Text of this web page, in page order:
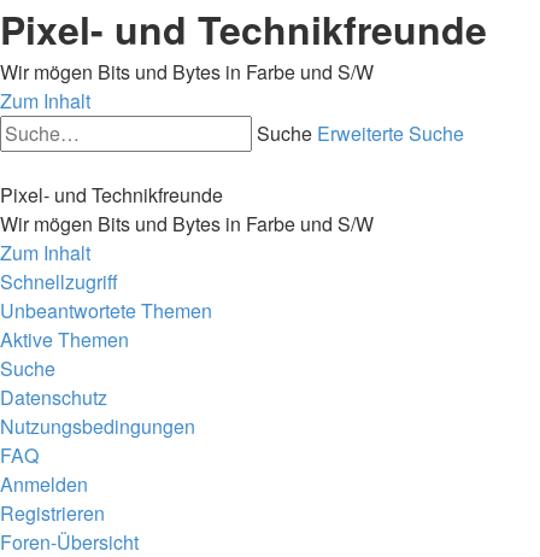
Pixel- und Technikfreunde
Wir mögen Bits und Bytes in Farbe und S/W
Zum Inhalt
Suche Erweiterte Suche
Pixel- und Technikfreunde
Wir mögen Bits und Bytes in Farbe und S/W
Zum Inhalt
Schnellzugriff
Unbeantwortete Themen
Aktive Themen
Suche
Datenschutz
Nutzungsbedingungen
FAQ
Anmelden
Registrieren
Foren-Übersicht